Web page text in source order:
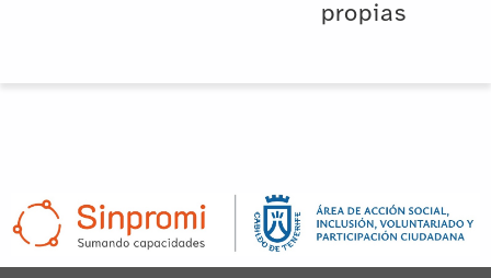
propias